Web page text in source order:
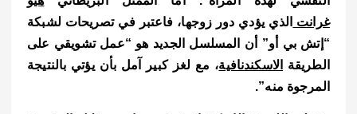
غرانت
الذي يؤدي دور زوجها، فاعتبر في تصريحات لشبكة
“إتش بي أو” أن المسلسل الجديد هو “عمل تشويقي على
الطريقة
الاسكندنافية، مع لغز كبير آمل بأن يؤتي بالنتيجة
المرجوة منه”.